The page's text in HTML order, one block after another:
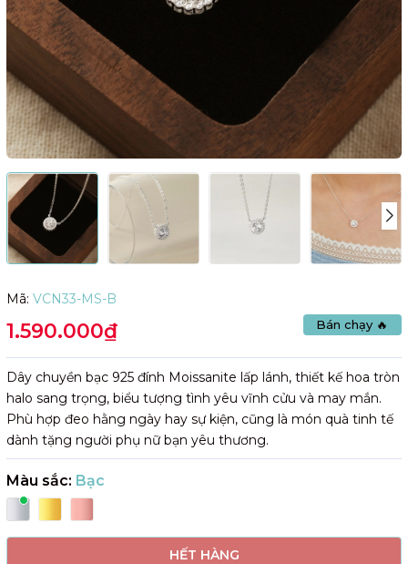
Mã: VCN33-MS-B
Bán chạy 🔥
1.590.000₫
Dây chuyền bạc 925 đính Moissanite lấp lánh, thiết kế hoa tròn
halo sang trọng, biểu tượng tình yêu vĩnh cửu và may mắn.
Phù hợp đeo hằng ngày hay sự kiện, cũng là món quà tinh tế
dành tặng người phụ nữ bạn yêu thương.
Màu sắc: Bạc
HẾT HÀNG